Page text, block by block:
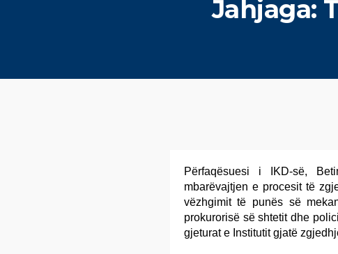
Jahjaga:
Përfaqësuesi i IKD-së,
mbarëvajtjen e procesit të
vëzhgimit të punës së
prokurorisë së shtetit dhe
gjeturat e Institutit gjatë